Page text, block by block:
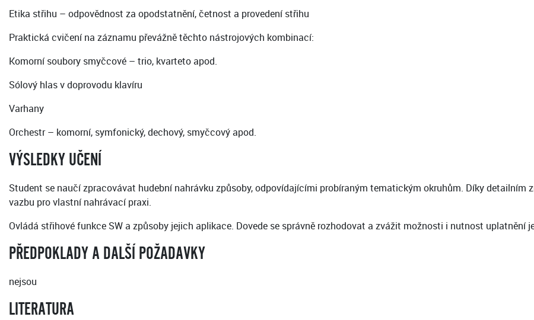
Etika střihu – odpovědnost za opodstatnění, četnost a provedení střihu
Praktická cvičení na záznamu převážně těchto nástrojových kombinací:
Komorní soubory smyčcové – trio, kvarteto apod.
Sólový hlas v doprovodu klavíru
Varhany
Orchestr – komorní, symfonický, dechový, smyčcový apod.
VÝSLEDKY UČENÍ
Student se naučí zpracovávat hudební nahrávku způsoby, odpovídajícími probíraným tematickým okruhům. Díky
vazbu pro vlastní nahrávací praxi.
Ovládá střihové funkce SW a způsoby jejich aplikace. Dovede se správně rozhodovat a zvážit možnosti i nutnost uplatnění
PŘEDPOKLADY A DALŠÍ POŽADAVKY
nejsou
LITERATURA